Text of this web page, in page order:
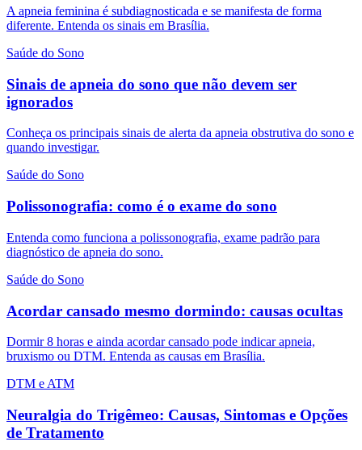
A apneia feminina é subdiagnosticada e se manifesta de forma
diferente. Entenda os sinais em Brasília.
Saúde do Sono
Sinais de apneia do sono que não devem ser
ignorados
Conheça os principais sinais de alerta da apneia obstrutiva do sono e
quando investigar.
Saúde do Sono
Polissonografia: como é o exame do sono
Entenda como funciona a polissonografia, exame padrão para
diagnóstico de apneia do sono.
Saúde do Sono
Acordar cansado mesmo dormindo: causas ocultas
Dormir 8 horas e ainda acordar cansado pode indicar apneia,
bruxismo ou DTM. Entenda as causas em Brasília.
DTM e ATM
Neuralgia do Trigêmeo: Causas, Sintomas e Opções
de Tratamento